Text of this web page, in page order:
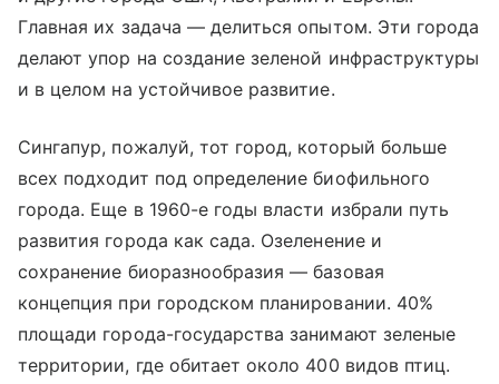
Главная их задача — делиться опытом. Эти города
делают упор на создание зеленой инфраструктуры
и в целом на устойчивое развитие.
Сингапур, пожалуй, тот город, который больше
всех подходит под определение биофильного
города. Еще в 1960-е годы власти избрали путь
развития города как сада. Озеленение и
сохранение биоразнообразия — базовая
концепция при городском планировании. 40%
площади города-государства занимают зеленые
территории, где обитает около 400 видов птиц.